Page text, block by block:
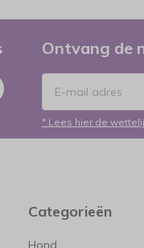
Ontvang de
* Lees hier de
Categorieën
Hond